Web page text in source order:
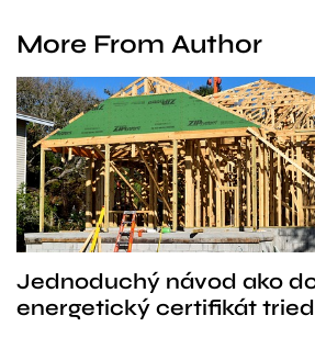
More From Author
Jednoduchý návod ako
energetický certifikát